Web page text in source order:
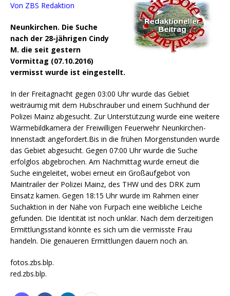
Von ZBS Redaktion
Neunkirchen. Die Suche
nach der 28-jährigen Cindy
M. die seit gestern
Vormittag (07.10.2016)
vermisst wurde ist eingestellt.
In der Freitagnacht gegen 03:00 Uhr wurde das Gebiet
weiträumig mit dem Hubschrauber und einem Suchhund der
Polizei Mainz abgesucht. Zur Unterstützung wurde eine weitere
Wärmebildkamera der Freiwilligen Feuerwehr Neunkirchen-
Innenstadt angefordert.Bis in die frühen Morgenstunden wurde
das Gebiet abgesucht. Gegen 07:00 Uhr wurde die Suche
erfolglos abgebrochen. Am Nachmittag wurde erneut die
Suche eingeleitet, wobei erneut ein Großaufgebot von
Maintrailer der Polizei Mainz, des THW und des DRK zum
Einsatz kamen. Gegen 18:15 Uhr wurde im Rahmen einer
Suchaktion in der Nähe von Furpach eine weibliche Leiche
gefunden. Die Identität ist noch unklar. Nach dem derzeitigen
Ermittlungsstand könnte es sich um die vermisste Frau
handeln. Die genaueren Ermittlungen dauern noch an.
fotos.zbs.blp.
red.zbs.blp.